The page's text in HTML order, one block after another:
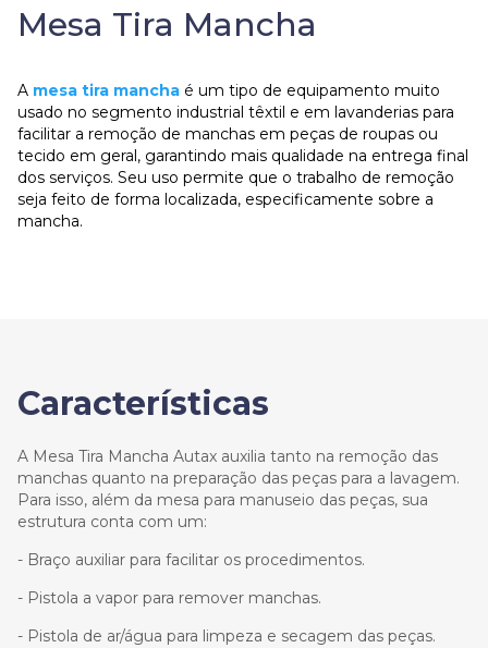
Mesa Tira Mancha
A mesa tira mancha é um tipo de equipamento muito
usado no segmento industrial têxtil e em lavanderias para
facilitar a remoção de manchas em peças de roupas ou
tecido em geral, garantindo mais qualidade na entrega final
dos serviços. Seu uso permite que o trabalho de remoção
seja feito de forma localizada, especificamente sobre a
mancha.
Características
A Mesa Tira Mancha Autax auxilia tanto na remoção das
manchas quanto na preparação das peças para a lavagem.
Para isso, além da mesa para manuseio das peças, sua
estrutura conta com um:
- Braço auxiliar para facilitar os procedimentos.
- Pistola a vapor para remover manchas.
- Pistola de ar/água para limpeza e secagem das peças.